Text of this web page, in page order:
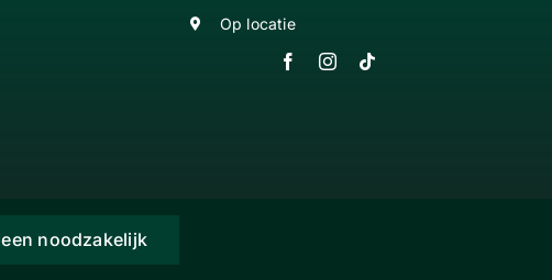
Op locatie
noodzakelijk